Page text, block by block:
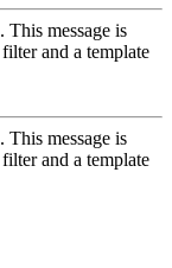
message is
and a template
message is
and a template